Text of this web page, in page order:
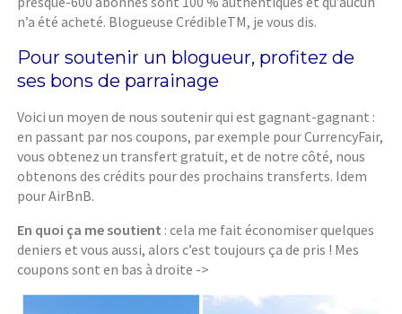
n’a été acheté. Blogueuse CrédibleTM, je vous dis.
Pour soutenir un blogueur, profitez de
ses bons de parrainage
Voici un moyen de nous soutenir qui est gagnant-gagnant :
en passant par nos coupons, par exemple pour CurrencyFair,
vous obtenez un transfert gratuit, et de notre côté, nous
obtenons des crédits pour des prochains transferts. Idem
pour AirBnB.
En quoi ça me soutient : cela me fait économiser quelques
deniers et vous aussi, alors c’est toujours ça de pris ! Mes
coupons sont en bas à droite ->